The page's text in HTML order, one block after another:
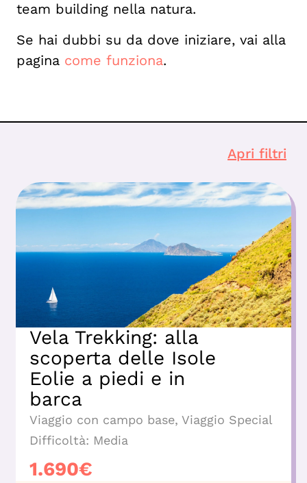
team building nella natura.
Se hai dubbi su da dove iniziare, vai alla
pagina come funziona.
Apri filtri
Vela Trekking: alla
scoperta delle Isole
Eolie a piedi e in
barca
Viaggio con campo base, Viaggio Special
Difficoltà: Media
1.690€